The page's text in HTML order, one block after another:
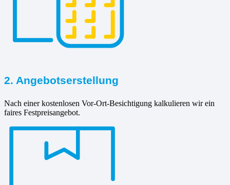
2. Angebotserstellung
Nach einer kostenlosen Vor-Ort-Besichtigung kalkulieren wir ein
faires Festpreisangebot.